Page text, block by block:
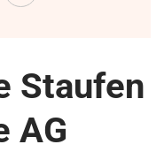
Staufen
AG